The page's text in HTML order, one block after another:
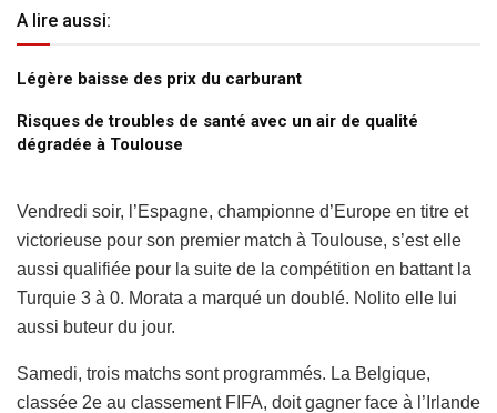
A lire aussi:
Légère baisse des prix du carburant
Risques de troubles de santé avec un air de qualité
dégradée à Toulouse
Vendredi soir, l’Espagne, championne d’Europe en titre et
victorieuse pour son premier match à Toulouse, s’est elle
aussi qualifiée pour la suite de la compétition en battant la
Turquie 3 à 0. Morata a marqué un doublé. Nolito elle lui
aussi buteur du jour.
Samedi, trois matchs sont programmés. La Belgique,
classée 2e au classement FIFA, doit gagner face à l’Irlande